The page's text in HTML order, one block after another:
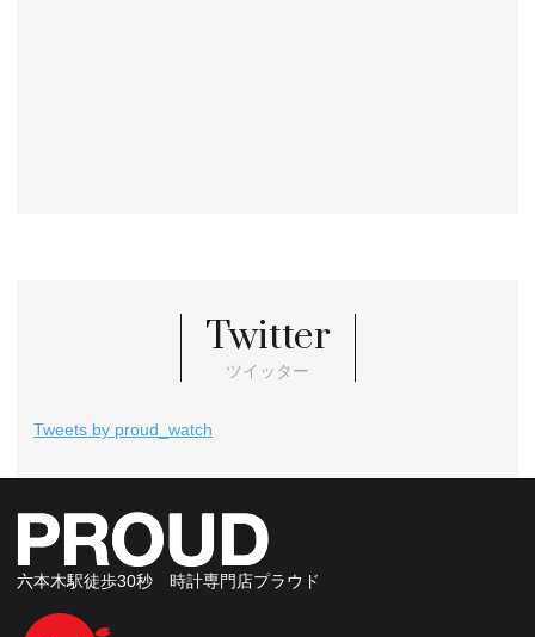
Twitter
ツイッター
Tweets by proud_watch
六本木駅徒歩30秒 時計専門店プラウド